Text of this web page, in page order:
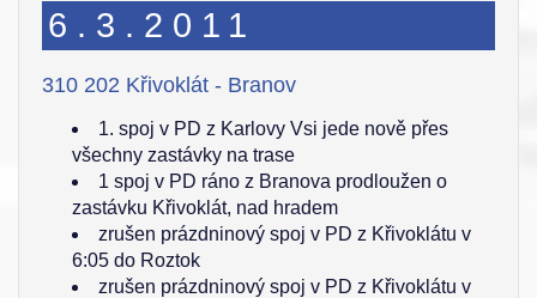
6.3.2011
310 202 Křivoklát - Branov
1. spoj v PD z Karlovy Vsi jede nově přes
všechny zastávky na trase
1 spoj v PD ráno z Branova prodloužen o
zastávku Křivoklát, nad hradem
zrušen prázdninový spoj v PD z Křivoklátu v
6:05 do Roztok
zrušen prázdninový spoj v PD z Křivoklátu v